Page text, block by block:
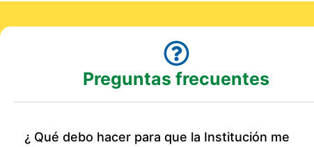
Preguntas frecuentes
¿ Qué debo hacer para que la Institución me